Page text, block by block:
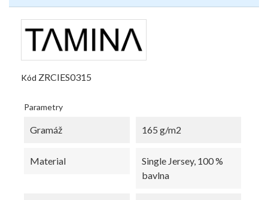
Kód ZRCIES0315
Parametry
Gramáž 165 g/m2
Material
Single Jersey, 100 %
bavlna